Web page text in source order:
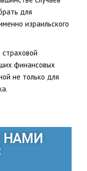
для
израильского
финансовых
не только для
НАМИ